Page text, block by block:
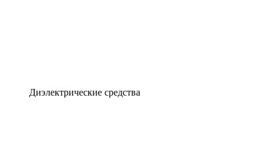
Диэлектрические средства